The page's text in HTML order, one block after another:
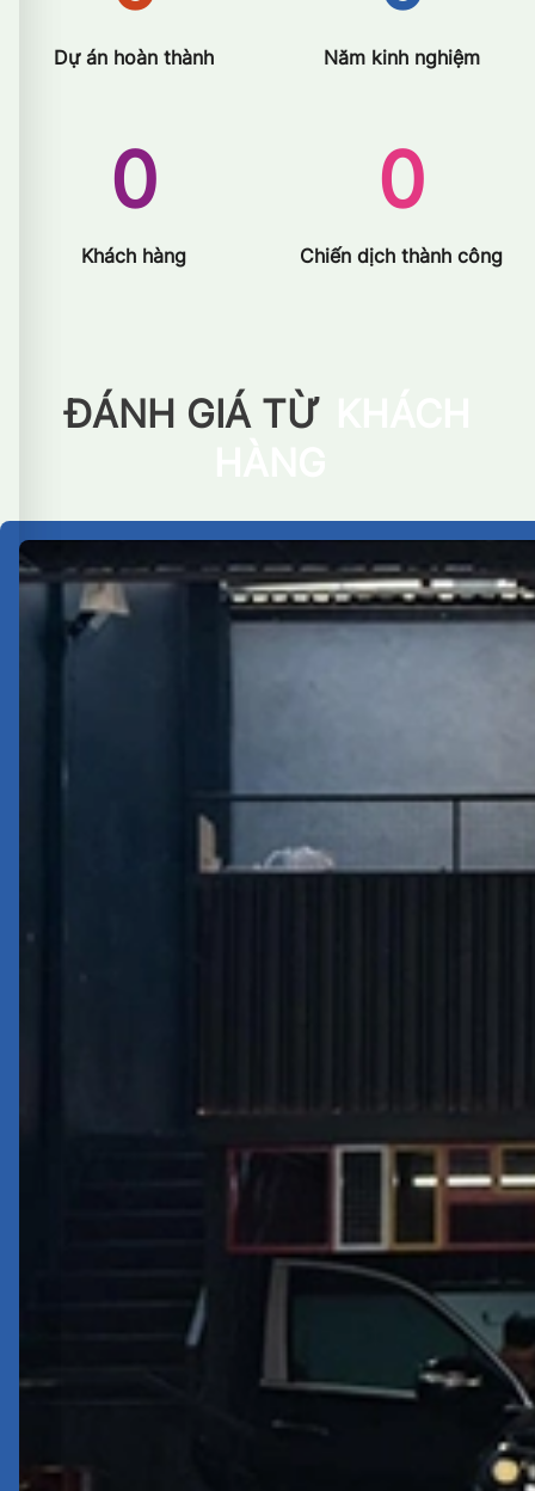
Dự án hoàn thành Năm kinh nghiệm
0
Khách hàng
0
Chiến dịch thành công
ĐÁNH GIÁ TỪ